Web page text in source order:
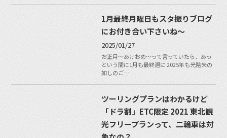
1月最終月曜日もスタ振りブログ
にお付き合い下さいね〜
2025/01/27
お正月〜あけおめ〜って言っていたら、あっ
という間に1月も最終週に 2025年も光陰矢の
如しのご…
ツーリングプランはわかるけど
「ドラ割」ETC限定 2021 東北観
光フリープランって、二輪車は対